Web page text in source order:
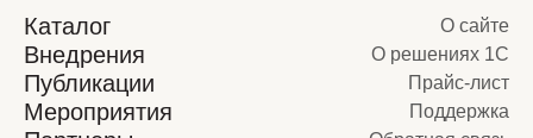
Каталог
Внедрения
Публикации
Мероприятия
О сайте
О решениях 1С
Прайс-лист
Поддержка